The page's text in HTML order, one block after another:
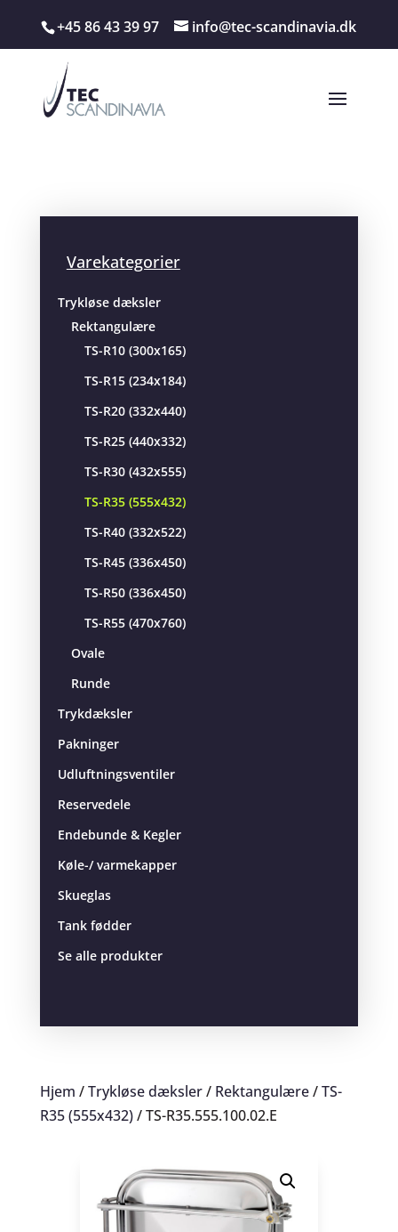
+45 86 43 39 97 info@tec-scandinavia.dk
Varekategorier
Trykløse dæksler
Rektangulære
TS-R10 (300x165)
TS-R15 (234x184)
TS-R20 (332x440)
TS-R25 (440x332)
TS-R30 (432x555)
TS-R35 (555x432)
TS-R40 (332x522)
TS-R45 (336x450)
TS-R50 (336x450)
TS-R55 (470x760)
Ovale
Runde
Trykdæksler
Pakninger
Udluftningsventiler
Reservedele
Endebunde & Kegler
Køle-/ varmekapper
Skueglas
Tank fødder
Se alle produkter
Hjem /Trykløse dæksler/ Rektangulære/TS-
R35 (555x432)/ TS-R35.555.100.02.E